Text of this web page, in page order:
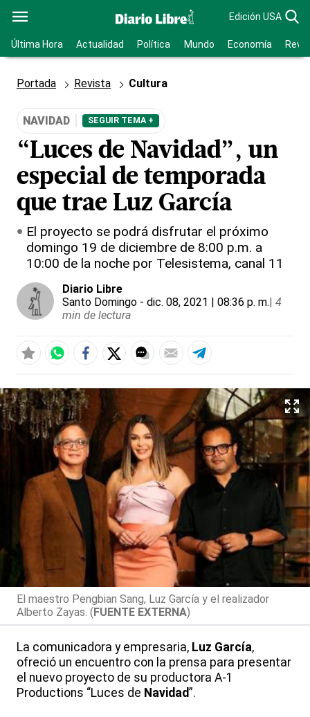
Edición USA
Última Hora Actualidad Política Mundo Economía
Portada Revista Cultura
NAVIDAD SEGUIR TEMA +
“Luces de Navidad”, un
especial de temporada
que trae Luz García
El proyecto se podrá disfrutar el próximo
domingo 19 de diciembre de 8:00 p.m. a
10:00 de la noche por Telesistema, canal 11
Diario Libre
Santo Domingo - dic. 08, 2021 | 08:36 p. m.| 4
min de lectura
El maestro Pengbian Sang, Luz García y el realizador
Alberto Zayas. (FUENTE EXTERNA)
La comunicadora y empresaria, Luz García,
ofreció un encuentro con la prensa para presentar
el nuevo proyecto de su productora A-1
Productions “Luces de Navidad”.